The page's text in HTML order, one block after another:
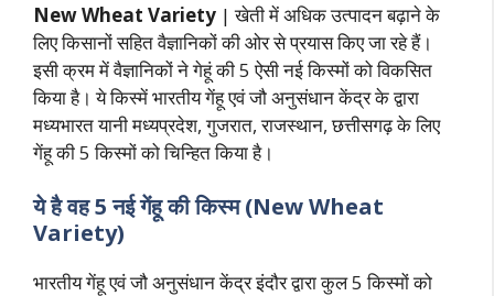
New Wheat Variety | खेती में अधिक उत्पादन बढ़ाने के
लिए किसानों सहित वैज्ञानिकों की ओर से प्रयास किए जा रहे हैं।
इसी क्रम में वैज्ञानिकों ने गेहूं की 5 ऐसी नई किस्मों को विकसित
किया है। ये किस्में भारतीय गेंहू एवं जौ अनुसंधान केंद्र के द्वारा
मध्यभारत यानी मध्यप्रदेश, गुजरात, राजस्थान, छत्तीसगढ़ के लिए
गेंहू की 5 किस्मों को चिन्हित किया है।
ये है वह 5 नई गेंहू की किस्म (New Wheat
Variety)
भारतीय गेंहू एवं जौ अनुसंधान केंद्र इंदौर द्वारा कुल 5 किस्मों को